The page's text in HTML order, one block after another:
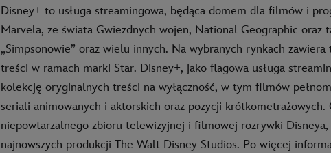
Disney+ to usługa streamingowa, będąca domem dla filmów i
Marvela, ze świata Gwiezdnych wojen, National Geographic oraz
„Simpsonowie” oraz wielu innych. Na wybranych rynkach
treści w ramach marki Star. Disney+, jako flagowa usługa
kolekcję oryginalnych treści na wyłączność, w tym filmów
seriali animowanych i aktorskich oraz pozycji krótkometrażowych.
niepowtarzalnego zbioru telewizyjnej i filmowej rozrywki
najnowszych produkcji The Walt Disney Studios. Po więcej